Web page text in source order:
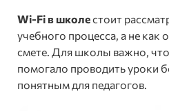
Wi-Fi в школестоит
учебного процесса, а не как
смете. Для школы важно,
помогало проводить уроки
понятным для педагогов.